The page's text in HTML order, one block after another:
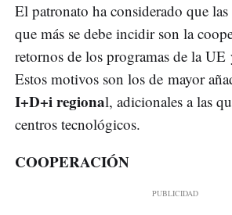
El patronato ha considerado que
que más se debe incidir son la
retornos de los programas de la UE
Estos motivos son los de mayor
I+D+i regional, adicionales a las
centros tecnológicos.
COOPERACIÓN